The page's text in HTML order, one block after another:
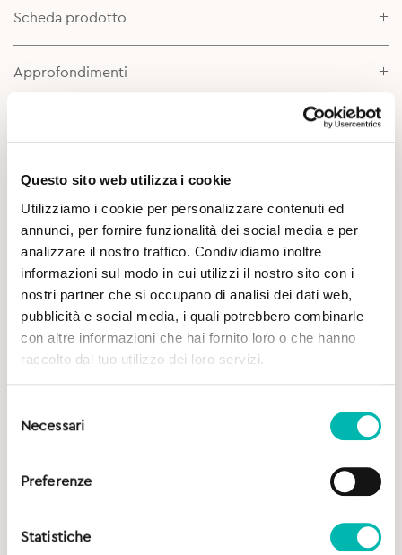
Questo sito web utilizza i cookie
Utilizziamo i cookie per personalizzare contenuti ed
annunci, per fornire funzionalità dei social media e per
analizzare il nostro traffico. Condividiamo inoltre
informazioni sul modo in cui utilizzi il nostro sito con i
nostri partner che si occupano di analisi dei dati web,
pubblicità e social media, i quali potrebbero combinarle
con altre informazioni che hai fornito loro o che hanno
raccolto dal tuo utilizzo dei loro servizi.
delNecessari
Preferenze
Statistiche
Scheda prodotto
Approfondimenti
Potrebbe Interessarti